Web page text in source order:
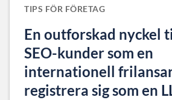
TIPS FÖR FÖRETAG
En outforskad nyckel
SEO-kunder som en
internationell
registrera sig som en